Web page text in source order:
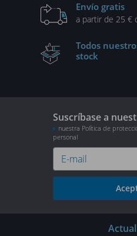
Envío gratis
a partir de 25 €
Todos
stock
Suscríbase a
nuestra Política de
personal